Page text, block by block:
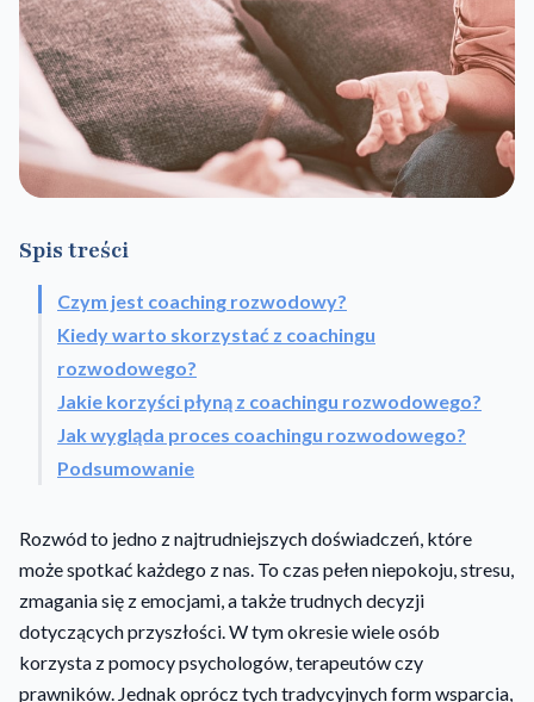
Spis treści
Czym jest coaching rozwodowy?
Kiedy warto skorzystać z coachingu
rozwodowego?
Jakie korzyści płyną z coachingu rozwodowego?
Jak wygląda proces coachingu rozwodowego?
Podsumowanie
Rozwód to jedno z najtrudniejszych doświadczeń, które
może spotkać każdego z nas. To czas pełen niepokoju, stresu,
zmagania się z emocjami, a także trudnych decyzji
dotyczących przyszłości. W tym okresie wiele osób
korzysta z pomocy psychologów, terapeutów czy
prawników. Jednak oprócz tych tradycyjnych form wsparcia,